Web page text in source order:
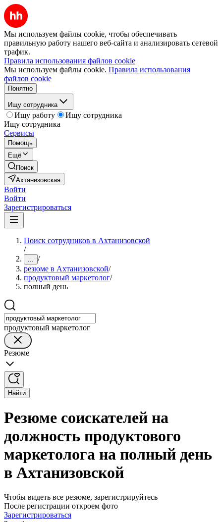
Мы используем файлы cookie, чтобы обеспечивать
правильную работу нашего веб-сайта и анализировать сетевой
трафик.
Правила использования файлов cookie
Мы используем файлы cookie. Правила использования
файлов cookie
Понятно
Ищу сотрудника
Ищу работу
Ищу сотрудника
Ищу сотрудника
Сервисы
Помощь
Ещё
Поиск
Ахтанизовская
Войти
Войти
Зарегистрироваться
Поиск сотрудников в Ахтанизовской
/
... /
резюме в Ахтанизовской/
продуктовый маркетолог/
полный день
продуктовый маркетолог
Резюме
Найти
Резюме соискателей на
должность продуктового
маркетолога на полный день
в Ахтанизовской
Чтобы видеть все резюме, зарегистрируйтесь
После регистрации откроем фото
Зарегистрироваться